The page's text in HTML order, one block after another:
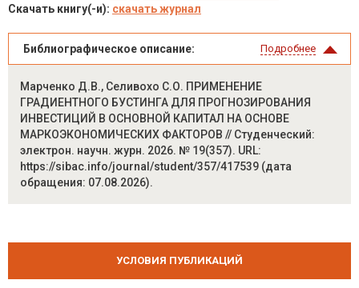
Скачать книгу(-и): скачать журнал
Библиографическое описание: Подробнее
Марченко Д.В., Селивохо С.О. ПРИМЕНЕНИЕ
ГРАДИЕНТНОГО БУСТИНГА ДЛЯ ПРОГНОЗИРОВАНИЯ
ИНВЕСТИЦИЙ В ОСНОВНОЙ КАПИТАЛ НА ОСНОВЕ
МАРКОЭКОНОМИЧЕСКИХ ФАКТОРОВ // Студенческий:
электрон. научн. журн. 2026. № 19(357). URL:
https://sibac.info/journal/student/357/417539 (дата
обращения: 07.08.2026).
УСЛОВИЯ ПУБЛИКАЦИЙ